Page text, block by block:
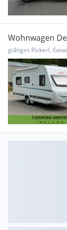
Wohnwagen
gültiges Pickerl,